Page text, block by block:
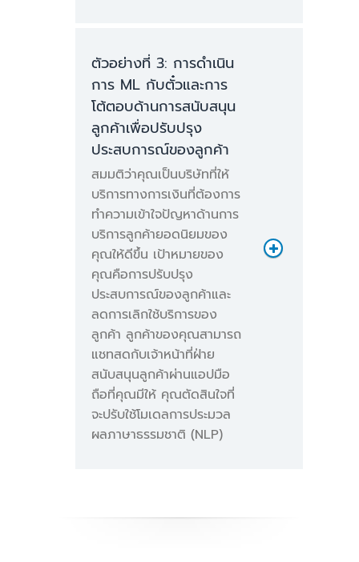
ค่าบริการในการประมวลผล
รายเดือน
การประมวลผลทั้งหมด
(วินาที) = 3 ล้าน * 120 ms
= 360,000 วินาที
การประมวลผลทั้งหมด (GB-
วินาที) = 360,000 * 1536
MB/1024 MB = 540,000
GB-วินาที
ตัวอย่างที่ 3: การดำเนิน
การ ML กับตั๋วและการ
โต้ตอบด้านการสนับสนุน
ลูกค้าเพื่อปรับปรุง
ประสบการณ์ของลูกค้า
สมมติว่าคุณเป็นบริษัทที่ให้
บริการทางการเงินที่ต้องการ
ทำความเข้าใจปัญหาด้านการ
บริการลูกค้ายอดนิยมของ
คุณให้ดีขึ้น เป้าหมายของ
คุณคือการปรับปรุง
ประสบการณ์ของลูกค้าและ
ลดการเลิกใช้บริการของ
ลูกค้า ลูกค้าของคุณสามารถ
แชทสดกับเจ้าหน้าที่ฝ่าย
สนับสนุนลูกค้าผ่านแอปมือ
ถือที่คุณมีให้ คุณตัดสินใจที่
จะปรับใช้โมเดลการประมวล
ผลภาษาธรรมชาติ (NLP)